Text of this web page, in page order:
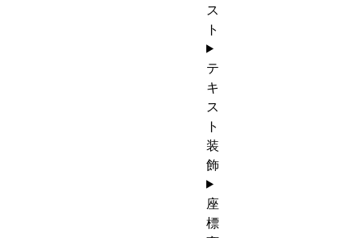
ス
ト
テ
キ
ス
ト
装
飾
座
標